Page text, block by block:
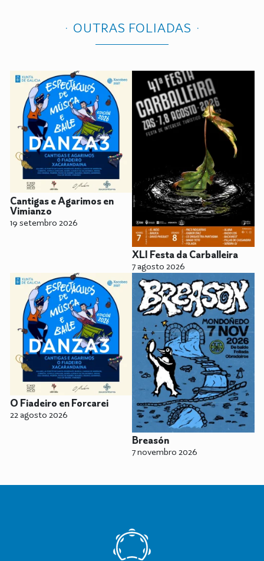
OUTRAS FOLIADAS
Cantigas e Agarimos en
Vimianzo
19 setembro 2026
XLI Festa da Carballeira
7 agosto 2026
O Fiadeiro en Forcarei
22 agosto 2026
Breasón
7 novembro 2026